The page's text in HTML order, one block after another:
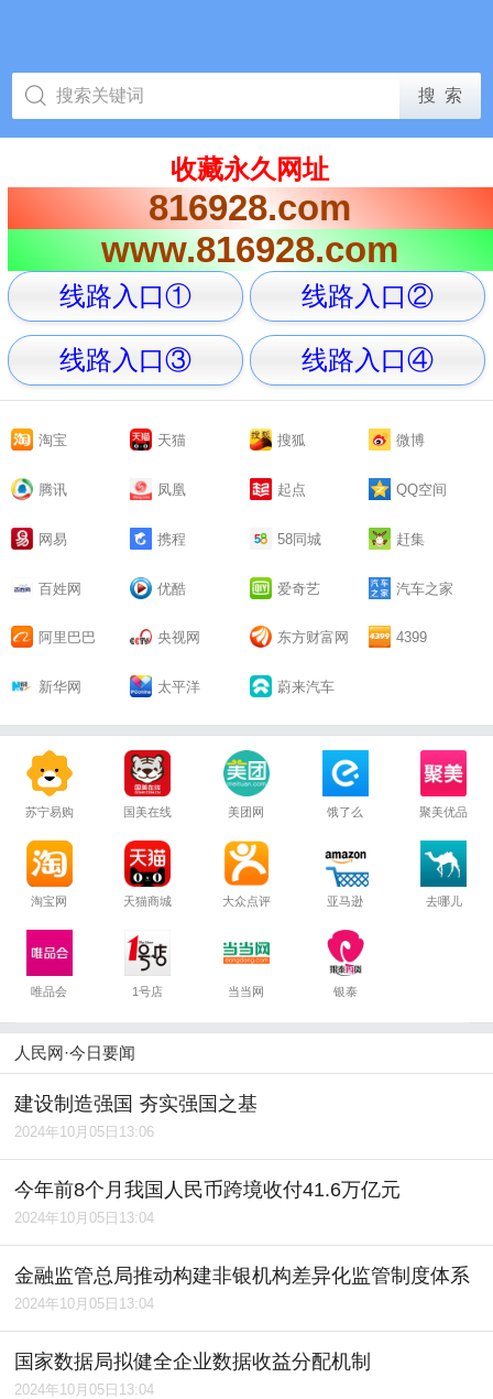
收藏永久网址
816928.com
www.816928.com
线路入口① 线路入口②
线路入口③ 线路入口④
淘宝 天猫 搜狐 微博
腾讯 凤凰 起点 QQ空间
网易 携程 58同城 赶集
百姓网 优酷 爱奇艺 汽车之家
阿里巴巴 央视网 东方财富网 4399
新华网 太平洋 蔚来汽车
苏宁易购 国美在线 美团网 饿了么 聚美优品
淘宝网 天猫商城 大众点评 亚马逊 去哪儿
唯品会 1号店 当当网 银泰
人民网·今日要闻
建设制造强国 夯实强国之基
2024年10月05日13:06
今年前8个月我国人民币跨境收付41.6万亿元
2024年10月05日13:04
金融监管总局推动构建非银机构差异化监管制度体系
2024年10月05日13:04
国家数据局拟健全企业数据收益分配机制
2024年10月05日13:04